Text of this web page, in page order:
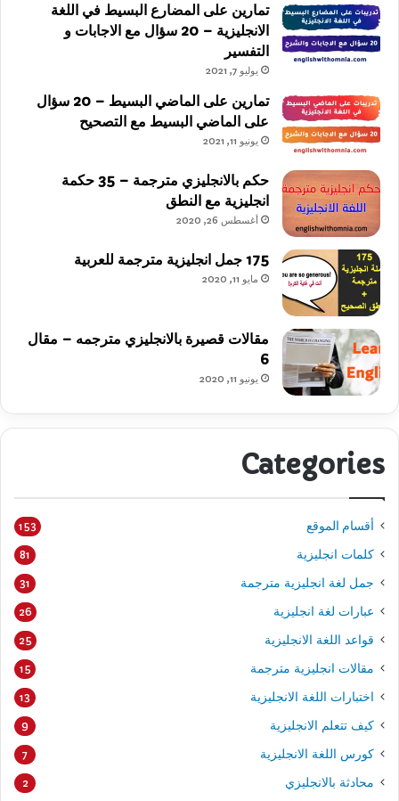
تمارين على المضارع البسيط في اللغة
الانجليزية – 20 سؤال مع الاجابات و
التفسير
يوليو 7, 2021
تمارين على الماضي البسيط – 20 سؤال
على الماضي البسيط مع التصحيح
يونيو 11, 2021
حكم بالانجليزي مترجمة – 35 حكمة
انجليزية مع النطق
أغسطس 26, 2020
175 جمل انجليزية مترجمة للعربية
مايو 11, 2020
مقالات قصيرة بالانجليزي مترجمه – مقال
6
يونيو 11, 2020
Categories
أقسام الموقع 153
كلمات انجليزية 81
جمل لغة انجليزية مترجمة 31
عبارات لغة انجليزية 26
قواعد اللغة الانجليزية 25
مقالات انجليزية مترجمة 15
اختبارات اللغة الانجليزية 13
كيف تتعلم الانجليزية 9
كورس اللغة الانجليزية 7
محادثة بالانجليزي 2